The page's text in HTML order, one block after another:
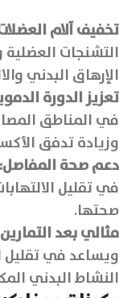
تخفيف آلام
التشنجات العضلية
الإرهاق البدني
تعزيز الدورة
في المناطق
وزيادة تدفق
دعم صحة المفاصل:
في تقليل
صحتها.
مثالي بعد
ويساعد في تقليل
النشاط البدني